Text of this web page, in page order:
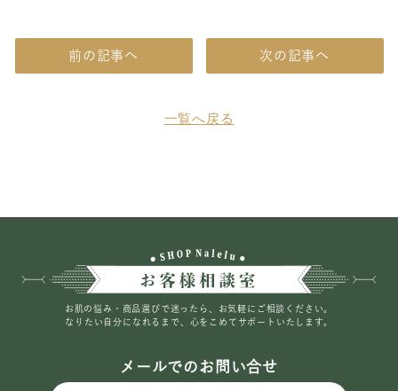
前の記事へ
一覧へ戻る
次の記事へ
お肌の悩み・商品選びで迷ったら、お気軽にご相談ください。
なりたい自分になれるまで、心をこめてサポートいたします。
メールでのお問い合せ